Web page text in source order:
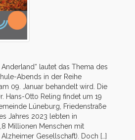
Anderland“ lautet das Thema des
Abends in der Reihe
09. Januar behandelt wird. Die
Hans-Otto Reling findet um 19
Lüneburg, Friedenstraße
Jahres 2023 lebten in
Millionen Menschen mit
Gesellschaft). Doch […]